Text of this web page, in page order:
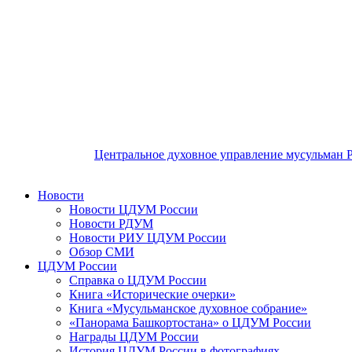
Центральное духовное управление мусульман
Новости
Новости ЦДУМ России
Новости РДУМ
Новости РИУ ЦДУМ России
Обзор СМИ
ЦДУМ России
Справка о ЦДУМ России
Книга «Исторические очерки»
Книга «Мусульманское духовное собрание»
«Панорама Башкортостана» о ЦДУМ России
Награды ЦДУМ России